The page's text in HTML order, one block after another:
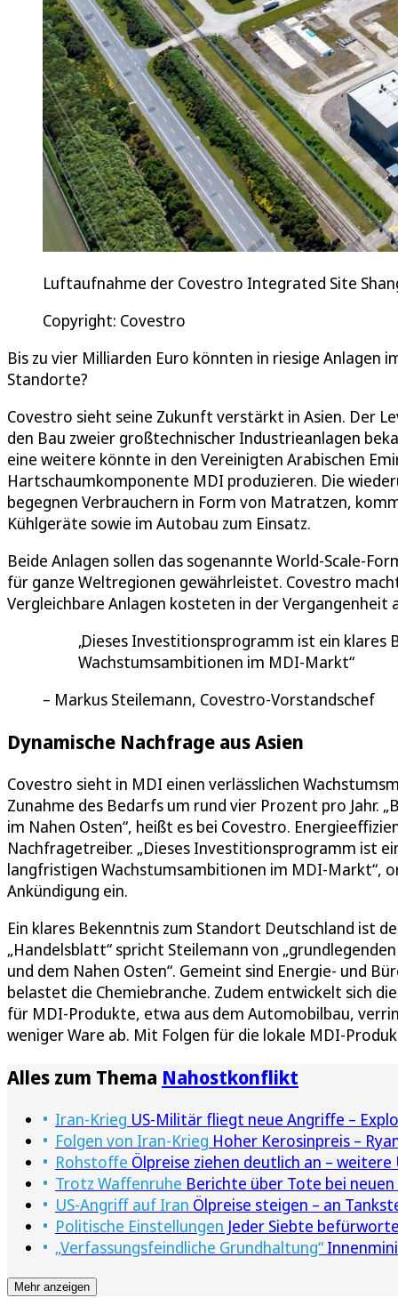
Luftaufnahme der Covestro Integrated Site
Copyright: Covestro
Bis zu vier Milliarden Euro könnten in riesige Anlagen
Standorte?
Covestro sieht seine Zukunft verstärkt in Asien. Der
den Bau zweier großtechnischer Industrieanlagen
eine weitere könnte in den Vereinigten Arabischen
Hartschaumkomponente MDI produzieren. Die
begegnen Verbrauchern in Form von Matratzen,
Kühlgeräte sowie im Autobau zum Einsatz.
Beide Anlagen sollen das sogenannte World-Scale-
für ganze Weltregionen gewährleistet. Covestro
Vergleichbare Anlagen kosteten in der Vergangenheit
Dieses Investitionsprogramm ist ein klares
Wachstumsambitionen im MDI-Markt
Markus Steilemann, Covestro-Vorstandschef
Dynamische Nachfrage aus Asien
Covestro sieht in MDI einen verlässlichen
Zunahme des Bedarfs um rund vier Prozent pro Jahr.
im Nahen Osten“, heißt es bei Covestro.
Nachfragetreiber. „Dieses Investitionsprogramm ist
langfristigen Wachstumsambitionen im MDI-Markt“,
Ankündigung ein.
Ein klares Bekenntnis zum Standort Deutschland ist
„Handelsblatt“ spricht Steilemann von
und dem Nahen Osten“. Gemeint sind Energie- und
belastet die Chemiebranche. Zudem entwickelt sich
für MDI-Produkte, etwa aus dem Automobilbau,
weniger Ware ab. Mit Folgen für die lokale MDI-
Alles zum Thema Nahostkonflikt
Iran-Krieg US-Militär fliegt neue Angriffe –
Folgen von Iran-Krieg Hoher Kerosinpreis –
Rohstoffe Ölpreise ziehen deutlich an –
Trotz Waffenruhe Berichte über Tote bei
US-Angriff auf Iran Ölpreise steigen – an
Politische Einstellungen Jeder Siebte
„Verfassungsfeindliche Grundhaltung“
Mehr anzeigen